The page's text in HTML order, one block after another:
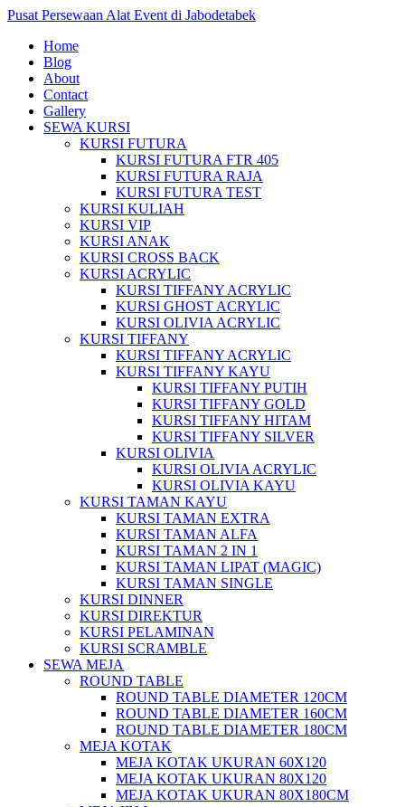
Pusat Persewaan Alat Event di Jabodetabek
Home
Blog
About
Contact
Gallery
SEWA KURSI
KURSI FUTURA
KURSI FUTURA FTR 405
KURSI FUTURA RAJA
KURSI FUTURA TEST
KURSI KULIAH
KURSI VIP
KURSI ANAK
KURSI CROSS BACK
KURSI ACRYLIC
KURSI TIFFANY ACRYLIC
KURSI GHOST ACRYLIC
KURSI OLIVIA ACRYLIC
KURSI TIFFANY
KURSI TIFFANY ACRYLIC
KURSI TIFFANY KAYU
KURSI TIFFANY PUTIH
KURSI TIFFANY GOLD
KURSI TIFFANY HITAM
KURSI TIFFANY SILVER
KURSI OLIVIA
KURSI OLIVIA ACRYLIC
KURSI OLIVIA KAYU
KURSI TAMAN KAYU
KURSI TAMAN EXTRA
KURSI TAMAN ALFA
KURSI TAMAN 2 IN 1
KURSI TAMAN LIPAT (MAGIC)
KURSI TAMAN SINGLE
KURSI DINNER
KURSI DIREKTUR
KURSI PELAMINAN
KURSI SCRAMBLE
SEWA MEJA
ROUND TABLE
ROUND TABLE DIAMETER 120CM
ROUND TABLE DIAMETER 160CM
ROUND TABLE DIAMETER 180CM
MEJA KOTAK
MEJA KOTAK UKURAN 60X120
MEJA KOTAK UKURAN 80X120
MEJA KOTAK UKURAN 80X180CM